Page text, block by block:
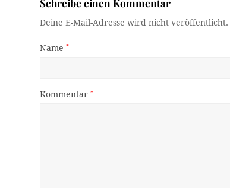
Deine E-Mail-Adresse wird nicht veröffentlicht.
Name*
Kommentar*